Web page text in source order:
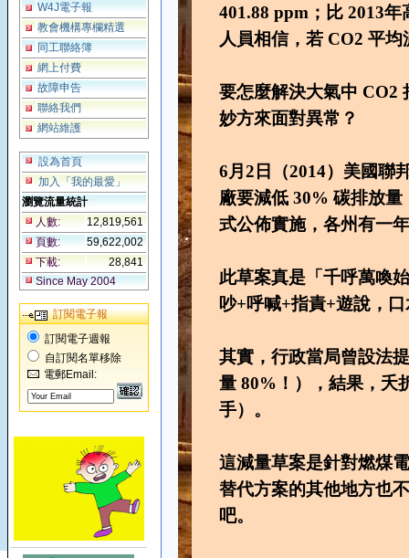
W4J電子報
教會機構專欄精選
同工聯絡簿
網上付費
故障申告
聯絡我們
網站維護
設為首頁
加入「我的最愛」
瀏覽流量統計
人數:
12,819,561
頁數:
59,622,002
下載:
28,841
Since May 2004
訂閱電子報
訂閱電子週報
自訂閱名單移除
電郵Email:
401.88 ppm；比 2013
人員相信，若 CO2 平
要怎麼解決大氣中 CO2
妙方來面對異常？
6月2日（2014）美國聯
廠要減低 30% 碳排放
式公佈實施，各州有一
此草案真是「千呼萬喚
吵+呼喊+指責+遊說，
其實，行政當局曾設法
量 80%！），結果，夭
手）。
這減量草案是針對燃煤
替代方案的其他地方也
吧。